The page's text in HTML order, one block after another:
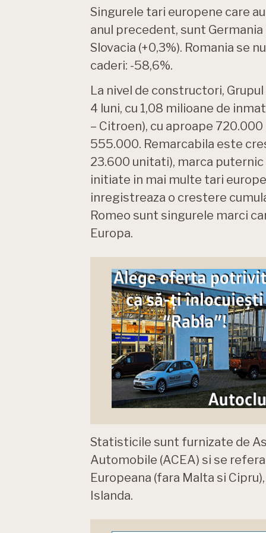
Singurele tari europene care
anul precedent, sunt Germania
Slovacia (+0,3%). Romania se
caderi: -58,6%.
La nivel de constructori,
4 luni, cu 1,08 milioane de
– Citroen), cu aproape
555.000. Remarcabila este
23.600 unitati), marca
initiate in mai multe tari
inregistreaza o crestere
Romeo sunt singurele marci
Europa.
Statisticile sunt furnizate de
Automobile (ACEA) si se
Europeana (fara Malta si
Islanda.